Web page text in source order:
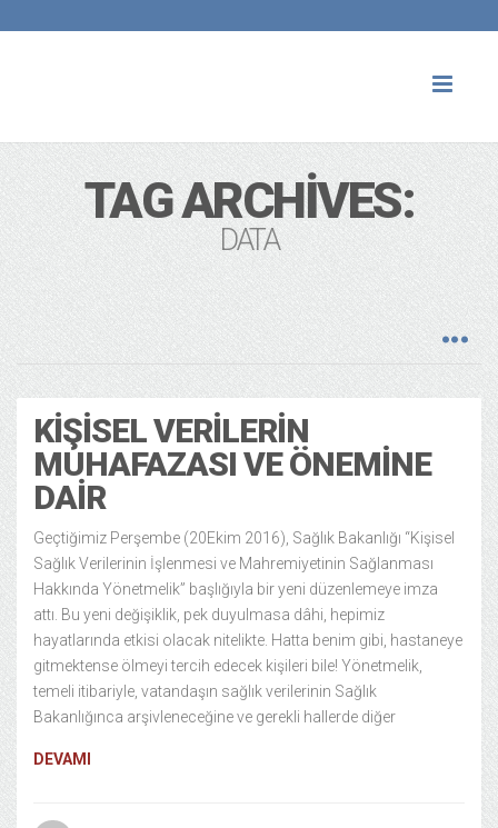
TAG ARCHIVES:
DATA
KIŞISEL VERILERIN
MUHAFAZASI VE ÖNEMINE
DAIR
Geçtiğimiz Perşembe (20Ekim 2016), Sağlık Bakanlığı “Kişisel
Sağlık Verilerinin İşlenmesi ve Mahremiyetinin Sağlanması
Hakkında Yönetmelik” başlığıyla bir yeni düzenlemeye imza
attı. Bu yeni değişiklik, pek duyulmasa dâhi, hepimiz
hayatlarında etkisi olacak nitelikte. Hatta benim gibi, hastaneye
gitmektense ölmeyi tercih edecek kişileri bile! Yönetmelik,
temeli itibariyle, vatandaşın sağlık verilerinin Sağlık
Bakanlığınca arşivleneceğine ve gerekli hallerde diğer
DEVAMI